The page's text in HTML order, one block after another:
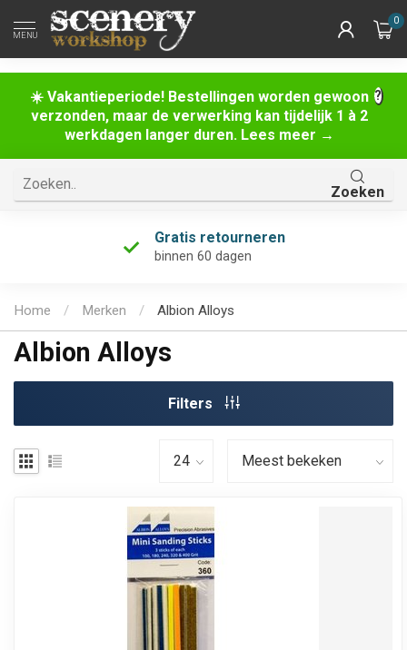
☀️ Vakantieperiode! Bestellingen worden gewoon
verzonden, maar de verwerking kan tijdelijk 1 à 2
werkdagen langer duren. Lees meer →
MENU
0
Zoeken
Gratis retourneren
binnen 60 dagen
Home / Merken / Albion Alloys
Albion Alloys
Filters